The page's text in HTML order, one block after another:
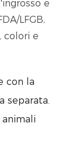
e
LFGB,
colori e
con la
separata.